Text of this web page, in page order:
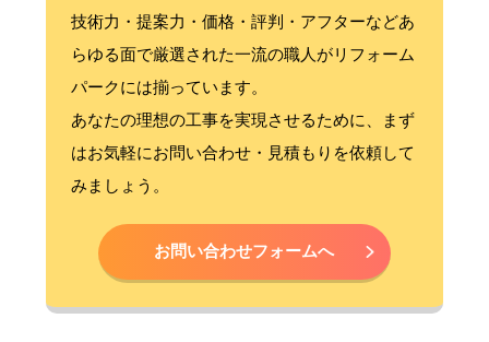
技術力・提案力・価格・評判・アフターなどあ
らゆる面で厳選された一流の職人がリフォーム
パークには揃っています。
あなたの理想の工事を実現させるために、まず
はお気軽にお問い合わせ・見積もりを依頼して
みましょう。
お問い合わせフォームへ